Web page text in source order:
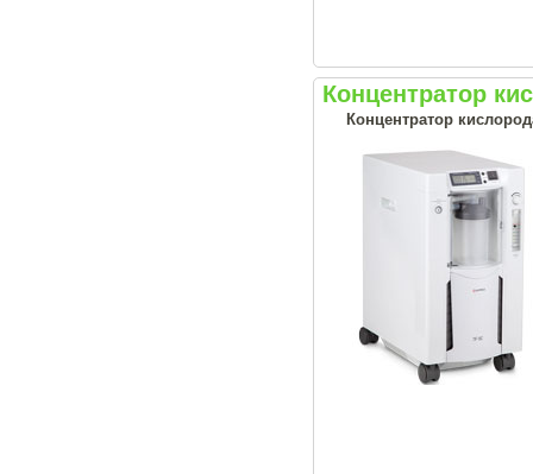
Концентратор
Концентратор